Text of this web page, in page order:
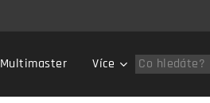
Multimaster Více